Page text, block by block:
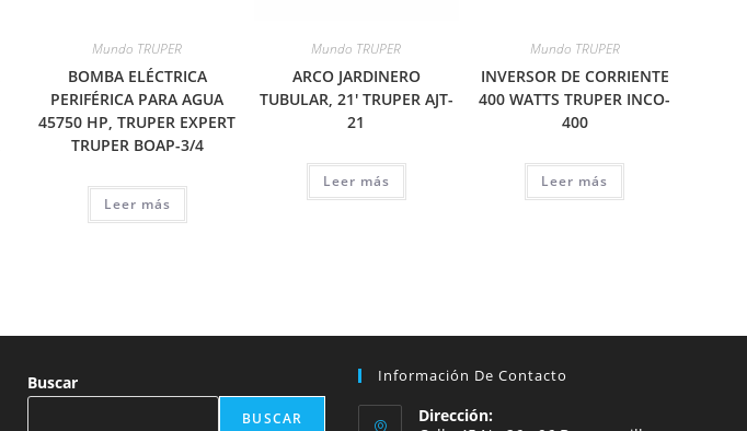
Mundo TRUPER
BOMBA ELÉCTRICA
PERIFÉRICA PARA AGUA
45750 HP, TRUPER EXPERT
TRUPER BOAP-3/4
Leer más
Mundo TRUPER
ARCO JARDINERO
TUBULAR, 21′ TRUPER AJT-
21
Leer más
Mundo TRUPER
INVERSOR DE CORRIENTE
400 WATTS TRUPER INCO-
400
Leer más
Buscar
BUSCAR
Información De Contacto
Dirección: